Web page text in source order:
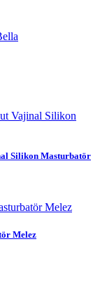
Silikon Masturbatör
Melez